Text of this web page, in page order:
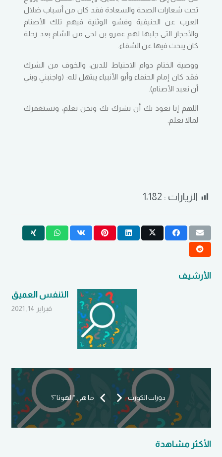
تحت شعارات الصحة والسعادة فقد كان من أسباب ضلال
العرب عن الحنيفية وفشو الوثنية فيهم تلك الأصنام
والأحجار التي جلبها لهم عمرو بن لحي من الشام بعد رحلة
كان يبحث فيها عن الشفاء.
ووصية الختام دوام الاحتياط للدين، والخوف من الشرك
فقد كان إمام الحنفاء وأبو الأنبياء يبتهل لله: (واجنبني وبني
أن نعبد الأصنام).
اللهم إنا نعوذ بك أن نشرك بك ونحن نعلم، ونستغفرك
لمالا نعلم.
الزيارات : 1٬182
الأرشيف
التنفس العميق
فبراير 14, 2021
ما هي “الهونا”؟ دورات الكورت
الأكثر مشاهدة